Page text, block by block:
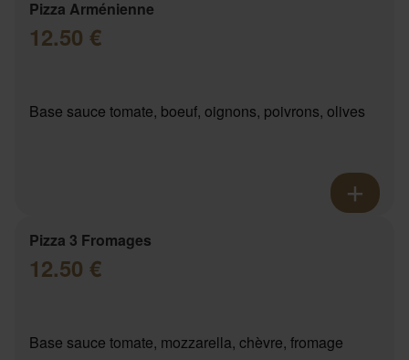
Pizza Arménienne
12.50 €
Base sauce tomate, boeuf, oignons, poivrons, olives
Pizza 3 Fromages
12.50 €
Base sauce tomate, mozzarella, chèvre, fromage